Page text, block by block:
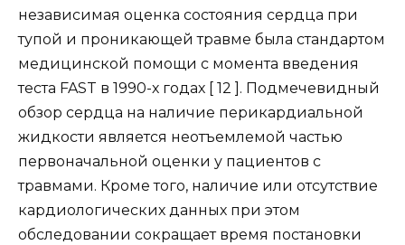
независимая оценка состояния сердца при
тупой и проникающей травме была стандартом
медицинской помощи с момента введения
теста FAST в 1990-х годах [ 12 ]. Подмечевидный
обзор сердца на наличие перикардиальной
жидкости является неотъемлемой частью
первоначальной оценки у пациентов с
травмами. Кроме того, наличие или отсутствие
кардиологических данных при этом
обследовании сокращает время постановки